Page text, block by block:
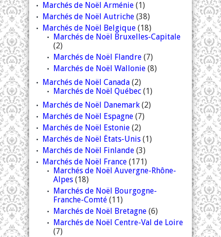
Marchés de Noël Arménie (1)
Marchés de Noël Autriche (38)
Marchés de Noël Belgique (18)
Marchés de Noël Bruxelles-Capitale
(2)
Marchés de Noël Flandre (7)
Marchés de Noël Wallonie (8)
Marchés de Noël Canada (2)
Marchés de Noël Québec (1)
Marchés de Noël Danemark (2)
Marchés de Noël Espagne (7)
Marchés de Noël Estonie (2)
Marchés de Noël États-Unis (1)
Marchés de Noël Finlande (3)
Marchés de Noël France (171)
Marchés de Noël Auvergne-Rhône-
Alpes (18)
Marchés de Noël Bourgogne-
Franche-Comté (11)
Marchés de Noël Bretagne (6)
Marchés de Noël Centre-Val de Loire
(7)